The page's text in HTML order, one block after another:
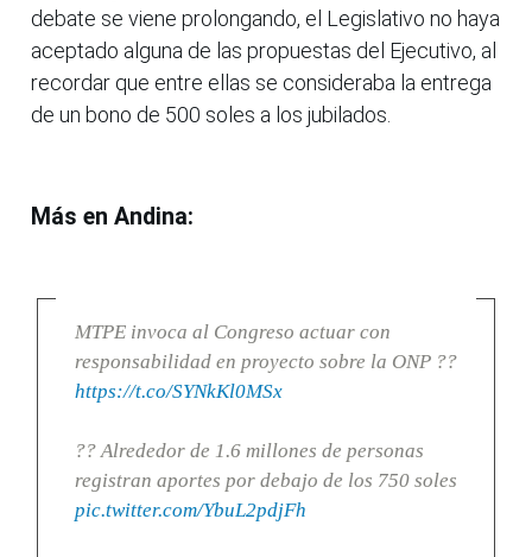
debate se viene prolongando, el Legislativo no haya
aceptado alguna de las propuestas del Ejecutivo, al
recordar que entre ellas se consideraba la entrega
de un bono de 500 soles a los jubilados.
Más en Andina:
MTPE invoca al Congreso actuar con
responsabilidad en proyecto sobre la ONP ??
https://t.co/SYNkKl0MSx
?? Alrededor de 1.6 millones de personas
registran aportes por debajo de los 750 soles
pic.twitter.com/YbuL2pdjFh